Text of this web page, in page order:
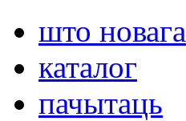
што новага
каталог
пачытаць